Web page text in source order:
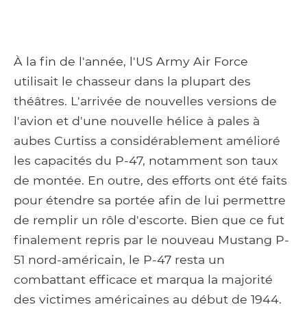
À la fin de l'année, l'US Army Air Force
utilisait le chasseur dans la plupart des
théâtres. L'arrivée de nouvelles versions de
l'avion et d'une nouvelle hélice à pales à
aubes Curtiss a considérablement amélioré
les capacités du P-47, notamment son taux
de montée. En outre, des efforts ont été faits
pour étendre sa portée afin de lui permettre
de remplir un rôle d'escorte. Bien que ce fut
finalement repris par le nouveau Mustang P-
51 nord-américain, le P-47 resta un
combattant efficace et marqua la majorité
des victimes américaines au début de 1944.